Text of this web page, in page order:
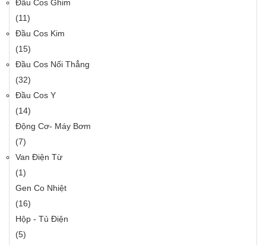
Đầu Cos Ghim
(11)
Đầu Cos Kim
(15)
Đầu Cos Nối Thẳng
(32)
Đầu Cos Y
(14)
Động Cơ- Máy Bơm
(7)
Van Điện Từ
(1)
Gen Co Nhiệt
(16)
Hộp - Tủ Điện
(5)